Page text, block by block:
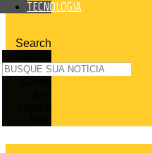
TECNOLOGIA
Search